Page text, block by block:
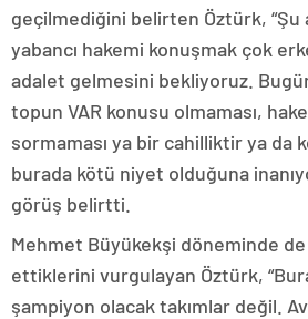
geçilmediğini belirten Öztürk, “Şu
yabancı hakemi konuşmak çok
adalet gelmesini bekliyoruz.
topun VAR konusu olmaması,
sormaması ya bir cahilliktir ya da
burada kötü niyet olduğuna
görüş belirtti.
Mehmet Büyükekşi döneminde de
ettiklerini vurgulayan Öztürk,
şampiyon olacak takımlar değil.